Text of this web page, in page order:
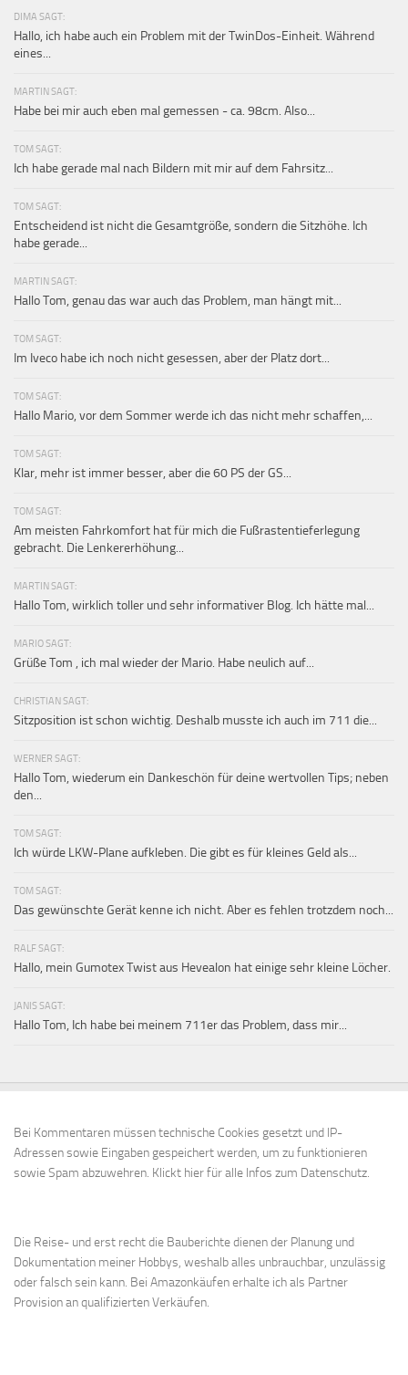
DIMA SAGT:
Hallo, ich habe auch ein Problem mit der TwinDos-Einheit. Während
eines...
MARTIN SAGT:
Habe bei mir auch eben mal gemessen - ca. 98cm. Also...
TOM SAGT:
Ich habe gerade mal nach Bildern mit mir auf dem Fahrsitz...
TOM SAGT:
Entscheidend ist nicht die Gesamtgröße, sondern die Sitzhöhe. Ich
habe gerade...
MARTIN SAGT:
Hallo Tom, genau das war auch das Problem, man hängt mit...
TOM SAGT:
Im Iveco habe ich noch nicht gesessen, aber der Platz dort...
TOM SAGT:
Hallo Mario, vor dem Sommer werde ich das nicht mehr schaffen,...
TOM SAGT:
Klar, mehr ist immer besser, aber die 60 PS der GS...
TOM SAGT:
Am meisten Fahrkomfort hat für mich die Fußrastentieferlegung
gebracht. Die Lenkererhöhung...
MARTIN SAGT:
Hallo Tom, wirklich toller und sehr informativer Blog. Ich hätte mal...
MARIO SAGT:
Grüße Tom , ich mal wieder der Mario. Habe neulich auf...
CHRISTIAN SAGT:
Sitzposition ist schon wichtig. Deshalb musste ich auch im 711 die...
WERNER SAGT:
Hallo Tom, wiederum ein Dankeschön für deine wertvollen Tips; neben
den...
TOM SAGT:
Ich würde LKW-Plane aufkleben. Die gibt es für kleines Geld als...
TOM SAGT:
Das gewünschte Gerät kenne ich nicht. Aber es fehlen trotzdem noch...
RALF SAGT:
Hallo, mein Gumotex Twist aus Hevealon hat einige sehr kleine Löcher.
JANIS SAGT:
Hallo Tom, Ich habe bei meinem 711er das Problem, dass mir...
Bei Kommentaren müssen technische Cookies gesetzt und IP-
Adressen sowie Eingaben gespeichert werden, um zu funktionieren
sowie Spam abzuwehren. Klickt hier für alle Infos zum Datenschutz.
Die Reise- und erst recht die Bauberichte dienen der Planung und
Dokumentation meiner Hobbys, weshalb alles unbrauchbar, unzulässig
oder falsch sein kann. Bei Amazonkäufen erhalte ich als Partner
Provision an qualifizierten Verkäufen.